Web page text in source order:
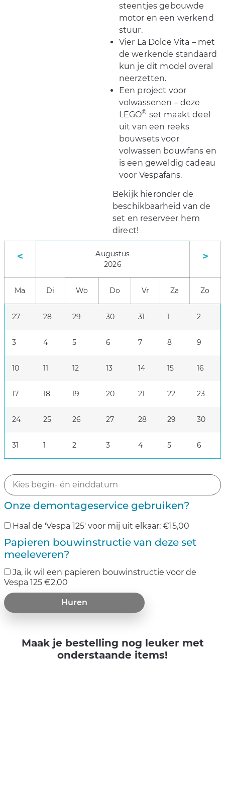
steentjes gebouwde
motor en een werkend
stuur.
Vier La Dolce Vita – met
de werkende standaard
kun je dit model overal
neerzetten.
Een project voor
volwassenen – deze
LEGO® set maakt deel
uit van een reeks
bouwsets voor
volwassen bouwfans en
is een geweldig cadeau
voor Vespafans.
Bekijk hieronder de
beschikbaarheid van de
set en reserveer hem
direct!
<
Augustus
2026
>
Ma Di Wo Do Vr Za Zo
27 28 29 30 31 1 2
3 4 5 6 7 8 9
10 11 12 13 14 15 16
17 18 19 20 21 22 23
24 25 26 27 28 29 30
31 1 2 3 4 5 6
Onze demontageservice gebruiken?
Haal de 'Vespa 125' voor mij uit elkaar: €15,00
Papieren bouwinstructie van deze set
meeleveren?
Ja‚ ik wil een papieren bouwinstructie voor de
Vespa 125 €2,00
Huren
Maak je bestelling nog leuker met
onderstaande items!